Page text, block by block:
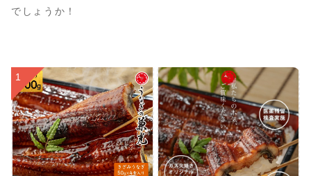
でしょうか！
1